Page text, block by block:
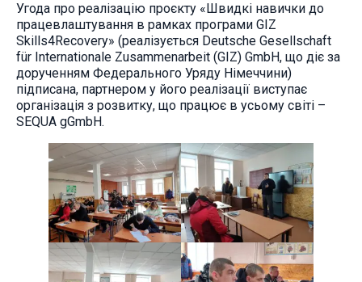
Угода про реалізацію проєкту «Швидкі навички до
працевлаштування в рамках програми GIZ
Skills4Recovery» (реалізується Deutsche Gesellschaft
für Internationale Zusammenarbeit (GIZ) GmbH, що діє за
дорученням Федерального Уряду Німеччини)
підписана, партнером у його реалізації виступає
організація з розвитку, що працює в усьому світі –
SEQUA gGmbH.